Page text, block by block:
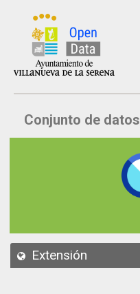
Inicio
Datos
API
Conjunto de datos
Extensión